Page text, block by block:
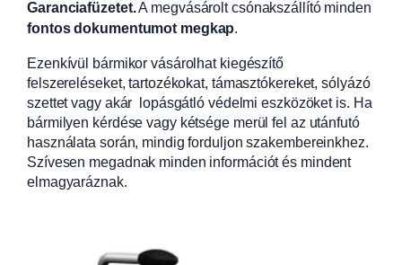
Garanciafüzetet.A megvásárolt csónakszállító minden
fontos dokumentumot megkap.
Ezenkívül bármikor vásárolhat kiegészítő
felszereléseket, tartozékokat, támasztókereket, sólyázó
szettet vagy akár lopásgátló védelmi eszközöket is. Ha
bármilyen kérdése vagy kétsége merül fel az utánfutó
használata során, mindig forduljon szakembereinkhez.
Szívesen megadnak minden információt és mindent
elmagyaráznak.